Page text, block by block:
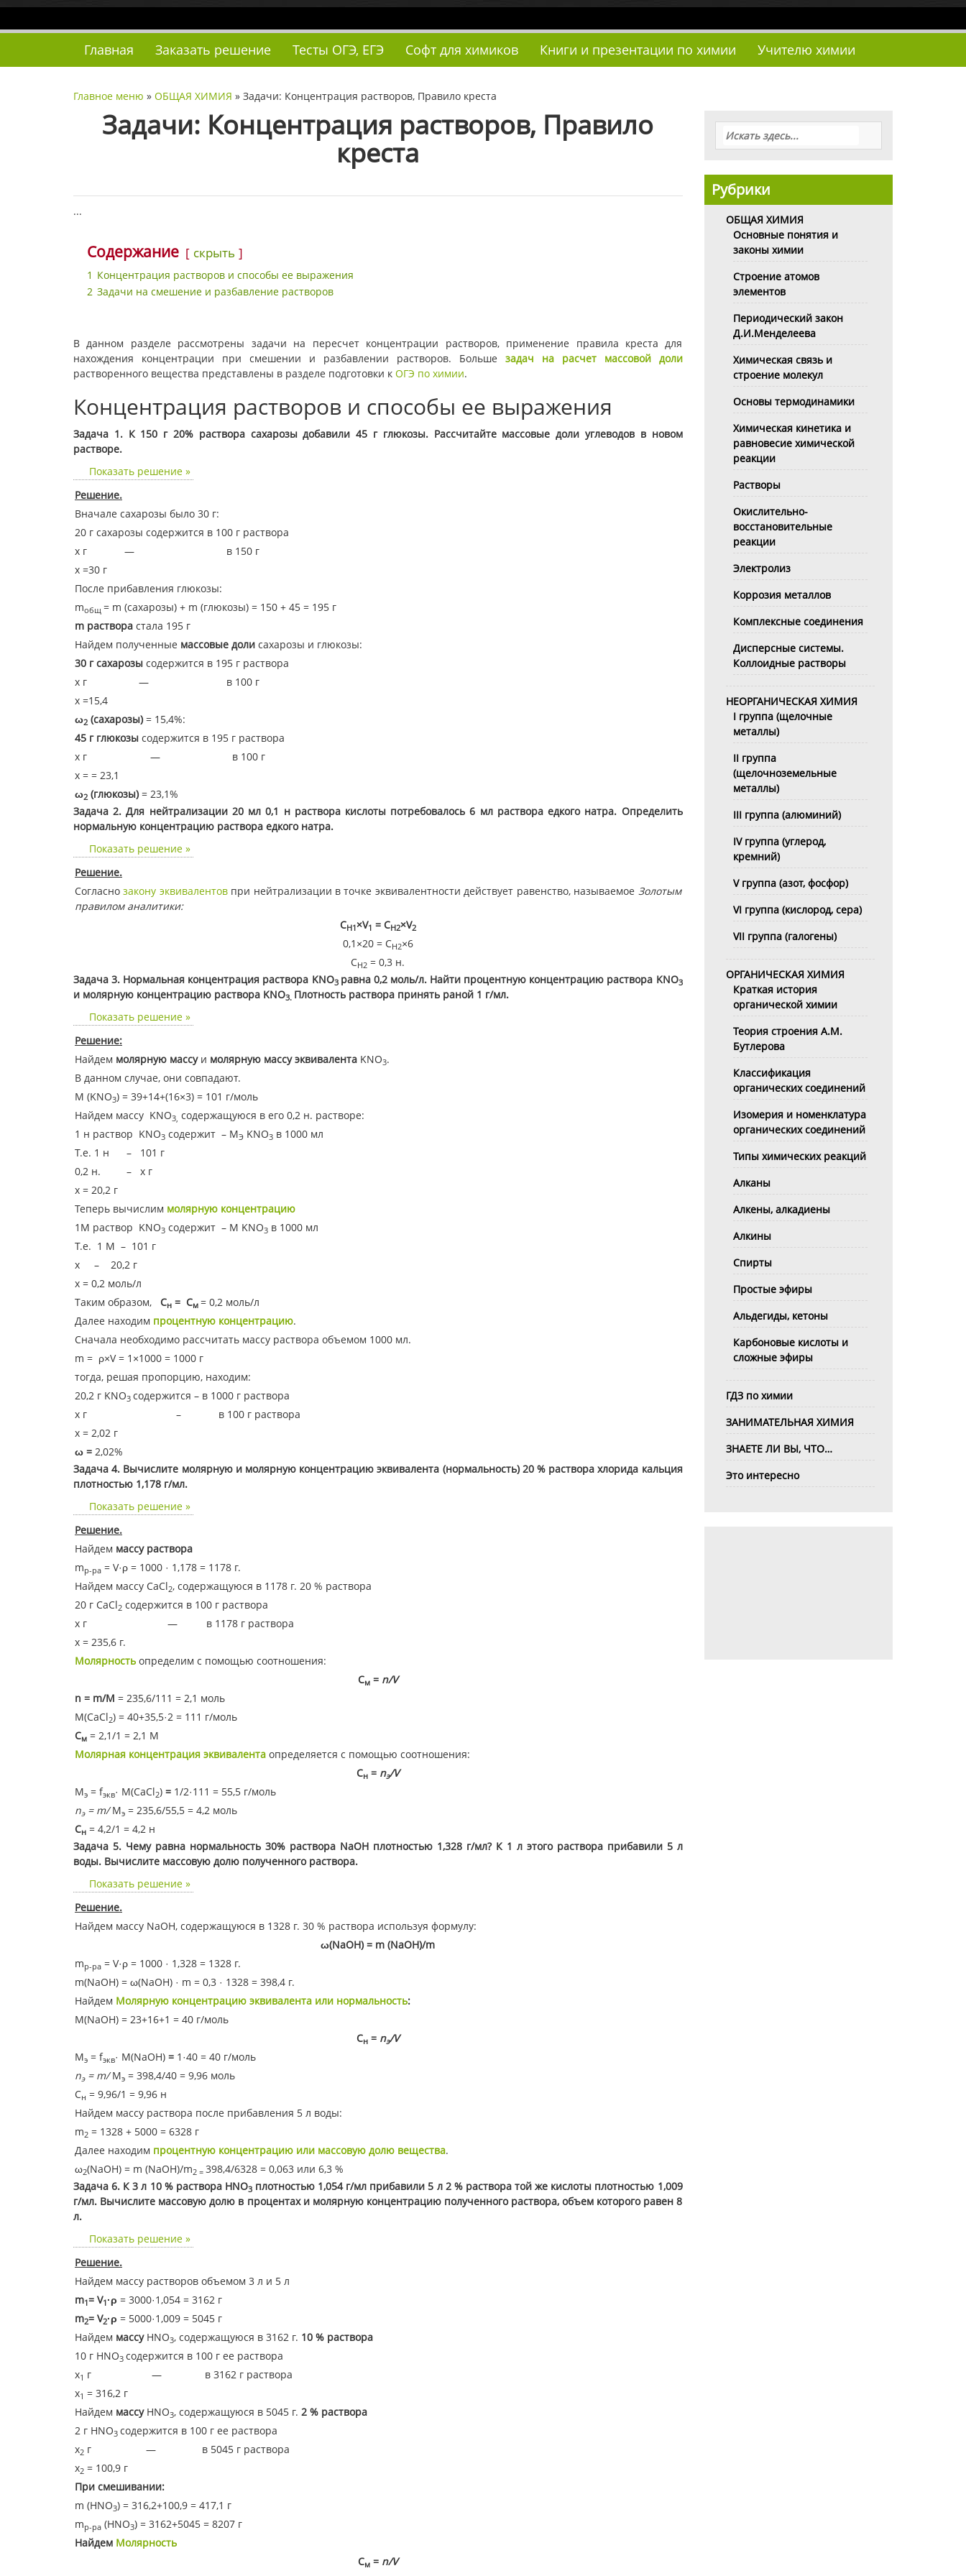
Наверх
Главная Заказать решение Тесты ОГЭ, ЕГЭ Софт для химиков Книги и презентации по химии Учителю химии
Главное меню » ОБЩАЯ ХИМИЯ » Задачи: Концентрация растворов, Правило креста
Задачи: Концентрация растворов, Правило
креста
...
Содержание скрыть
1 Концентрация растворов и способы ее выражения
2 Задачи на смешение и разбавление растворов
В данном разделе рассмотрены задачи на пересчет концентрации растворов, применение правила креста для
нахождения концентрации при смешении и разбавлении растворов. Больше задач на расчет массовой доли
растворенного вещества представлены в разделе подготовки к ОГЭ по химии.
Концентрация растворов и способы ее выражения
Задача 1. К 150 г 20% раствора сахарозы добавили 45 г глюкозы. Рассчитайте массовые доли углеводов в новом
растворе.
Показать решение »
Решение.
Вначале сахарозы было 30 г:
20 г сахарозы содержится в 100 г раствора
х г — в 150 г
х =30 г
После прибавления глюкозы:
mобщ = m (сахарозы) + m (глюкозы) = 150 + 45 = 195 г
m раствора стала 195 г
Найдем полученные массовые доли сахарозы и глюкозы:
30 г сахарозы содержится в 195 г раствора
х г — в 100 г
х =15,4
ω2 (сахарозы)= 15,4%:
45 г глюкозы содержится в 195 г раствора
х г — в 100 г
х = = 23,1
ω2 (глюкозы)= 23,1%
Задача 2. Для нейтрализации 20 мл 0,1 н раствора кислоты потребовалось 6 мл раствора едкого натра. Определить
нормальную концентрацию раствора едкого натра.
Показать решение »
Решение.
Согласнозакону эквивалентовпри нейтрализации в точке эквивалентности действует равенство, называемое Золотым
правилом аналитики:
СН1×V1 = СН2×V2
0,1×20 = СН2×6
СН2 = 0,3 н.
Задача 3. Нормальная концентрация раствора KNO3 равна 0,2 моль/л. Найти процентную концентрацию раствора KNO3
и молярную концентрацию раствора KNO3. Плотность раствора принять раной 1 г/мл.
Показать решение »
Решение:
Найдем молярную массуи молярную массу эквивалента KNO3.
В данном случае, они совпадают.
М (KNO3) = 39+14+(16×3) = 101 г/моль
Найдем массу KNO3, содержащуюся в его 0,2 н. растворе:
1 н раствор KNO3 содержит – МЭ KNO3 в 1000 мл
Т.е. 1 н – 101 г
0,2 н. – х г
х = 20,2 г
Теперь вычислим молярную концентрацию
1М раствор KNO3 содержит – М KNO3 в 1000 мл
Т.е. 1 М – 101 г
х – 20,2 г
х = 0,2 моль/л
Таким образом, Сн = См = 0,2 моль/л
Далее находим процентную концентрацию.
Сначала необходимо рассчитать массу раствора объемом 1000 мл.
m = ρ×V = 1×1000 = 1000 г
тогда, решая пропорцию, находим:
20,2 г KNO3 содержится – в 1000 г раствора
х г – в 100 г раствора
х = 2,02 г
ω = 2,02%
Задача 4. Вычислите молярную и молярную концентрацию эквивалента (нормальность) 20 % раствора хлорида кальция
плотностью 1,178 г/мл.
Показать решение »
Решение.
Найдем массу раствора
mр-ра = V·ρ = 1000 · 1,178 = 1178 г.
Найдем массу CaCl2, содержащуюся в 1178 г. 20 % раствора
20 г CaCl2 содержится в 100 г раствора
х г — в 1178 г раствора
х = 235,6 г.
Молярность определим с помощью соотношения:
См = n/V
n = m/M = 235,6/111 = 2,1 моль
M(CaCl2) = 40+35,5·2 = 111 г/моль
См = 2,1/1 = 2,1 М
Молярная концентрация эквивалента определяется с помощью соотношения:
Сн = nэ/V
Мэ = fэкв· М(CaCl2) = 1/2·111 = 55,5 г/моль
nэ= m/Мэ = 235,6/55,5 = 4,2 моль
Сн = 4,2/1 = 4,2 н
Задача 5. Чему равна нормальность 30% раствора NaOH плотностью 1,328 г/мл? К 1 л этого раствора прибавили 5 л
воды. Вычислите массовую долю полученного раствора.
Показать решение »
Решение.
Найдем массу NaOH, содержащуюся в 1328 г. 30 % раствора используя формулу:
ω(NaOH) = m (NaOH)/m
mр-ра = V·ρ = 1000 · 1,328 = 1328 г.
m(NaOH) = ω(NaOH) · m = 0,3 · 1328 = 398,4 г.
Найдем Молярную концентрацию эквивалента или нормальность:
M(NaOH) = 23+16+1 = 40 г/моль
Сн = nэ/V
Мэ = fэкв· М(NaOH) = 1·40 = 40 г/моль
nэ= m/Мэ = 398,4/40 = 9,96 моль
Сн = 9,96/1 = 9,96 н
Найдем массу раствора после прибавления 5 л воды:
m2 = 1328 + 5000 = 6328 г
Далее находим процентную концентрацию или массовую долю вещества.
ω2(NaOH) = m (NaOH)/m2 = 398,4/6328 = 0,063 или 6,3 %
Задача 6. К 3 л 10 % раствора HNO3плотностью 1,054 г/мл прибавили 5 л 2 % раствора той же кислоты плотностью 1,009
г/мл. Вычислите массовую долю в процентах и молярную концентрацию полученного раствора, объем которого равен 8
л.
Показать решение »
Решение.
Найдем массу растворов объемом 3 л и 5 л
m1= V1·ρ = 3000·1,054 = 3162 г
m2= V2·ρ = 5000·1,009 = 5045 г
Найдем массуHNO3, содержащуюся в 3162 г. 10 % раствора
10 г HNO3 содержится в 100 г ее раствора
х1 г — в 3162 г раствора
х1 = 316,2 г
Найдем массуHNO3, содержащуюся в 5045 г. 2 % раствора
2 г HNO3 содержится в 100 г ее раствора
х2 г — в 5045 г раствора
х2 = 100,9 г
При смешивании:
m (HNO3) = 316,2+100,9 = 417,1 г
mр-ра (HNO3) = 3162+5045 = 8207 г
Найдем Молярность
См = n/V
Рубрики
ОБЩАЯ ХИМИЯ
Основные понятия и
законы химии
Строение атомов
элементов
Периодический закон
Д.И.Менделеева
Химическая связь и
строение молекул
Основы термодинамики
Химическая кинетика и
равновесие химической
реакции
Растворы
Окислительно-
восстановительные
реакции
Электролиз
Коррозия металлов
Комплексные соединения
Дисперсные системы.
Коллоидные растворы
НЕОРГАНИЧЕСКАЯ ХИМИЯ
I группа (щелочные
металлы)
II группа
(щелочноземельные
металлы)
III группа (алюминий)
IV группа (углерод,
кремний)
V группа (азот, фосфор)
VI группа (кислород, сера)
VII группа (галогены)
ОРГАНИЧЕСКАЯ ХИМИЯ
Краткая история
органической химии
Теория строения А.М.
Бутлерова
Классификация
органических соединений
Изомерия и номенклатура
органических соединений
Типы химических реакций
Алканы
Алкены, алкадиены
Алкины
Спирты
Простые эфиры
Альдегиды, кетоны
Карбоновые кислоты и
сложные эфиры
ГДЗ по химии
ЗАНИМАТЕЛЬНАЯ ХИМИЯ
ЗНАЕТЕ ЛИ ВЫ, ЧТО…
Это интересно